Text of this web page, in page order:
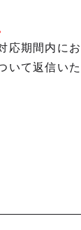
応期間内にお
いて返信いた